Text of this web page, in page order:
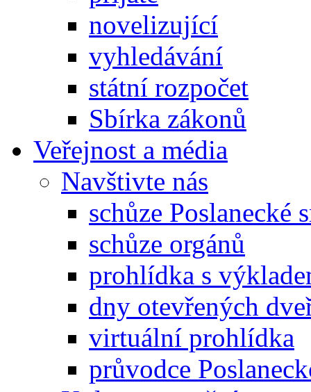
novelizující
vyhledávání
státní rozpočet
Sbírka zákonů
Veřejnost a média
Navštivte nás
schůze Poslanecké
schůze orgánů
prohlídka s
dny otevřených
virtuální prohlídka
průvodce